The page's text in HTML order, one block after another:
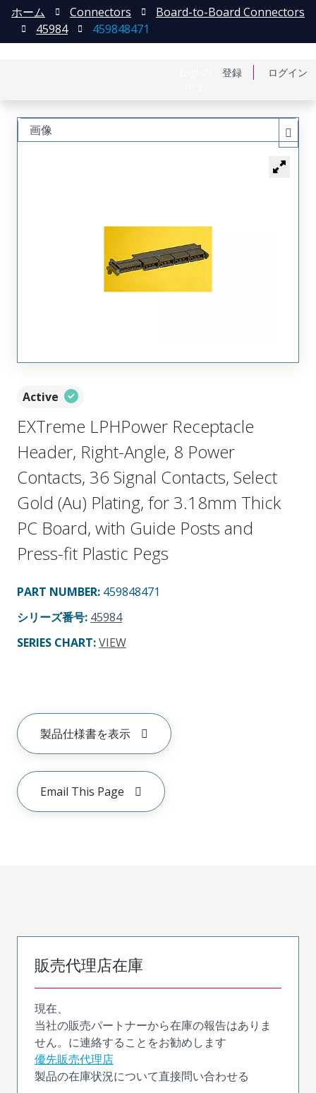
登録 ログイン
ホーム Connectors
Board-to-Board Connectors
45984
459848471
Active
EXTreme LPHPower Receptacle
Header, Right-Angle, 8 Power
Contacts, 36 Signal Contacts, Select
Gold (Au) Plating, for 3.18mm Thick
PC Board, with Guide Posts and
Press-fit Plastic Pegs
PART NUMBER: 459848471
シリーズ番号: 45984
SERIES CHART:VIEW
製品仕様書を表示
Email This Page
画像
販売代理店在庫
現在、
当社の販売パートナーから在庫の報告はありま
せん。に連絡することをお勧めします
優先販売代理店
製品の在庫状況について直接問い合わせる